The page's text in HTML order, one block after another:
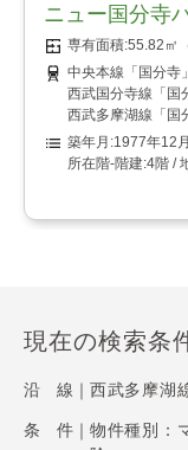
ニュー国分寺
55.82㎡
中央本線「国分
西武国分寺線「
西武多摩湖線「
1977年12月
4階 /
現在の検索条
沿 線｜ 西武多摩湖
条 件｜ 物件種別：